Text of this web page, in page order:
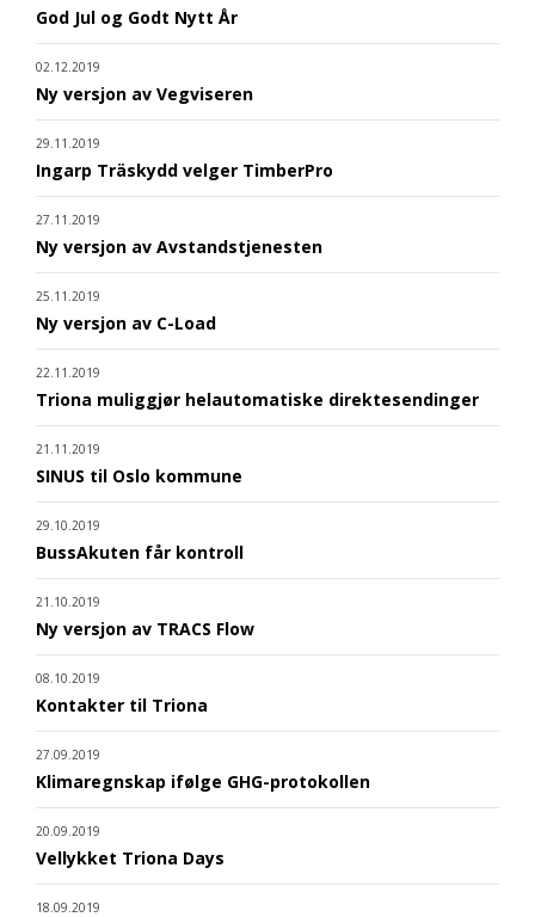
God Jul og Godt Nytt År
02.12.2019
Ny versjon av Vegviseren
29.11.2019
Ingarp Träskydd velger TimberPro
27.11.2019
Ny versjon av Avstandstjenesten
25.11.2019
Ny versjon av C-Load
22.11.2019
Triona muliggjør helautomatiske direktesendinger
21.11.2019
SINUS til Oslo kommune
29.10.2019
BussAkuten får kontroll
21.10.2019
Ny versjon av TRACS Flow
08.10.2019
Kontakter til Triona
27.09.2019
Klimaregnskap ifølge GHG-protokollen
20.09.2019
Vellykket Triona Days
18.09.2019